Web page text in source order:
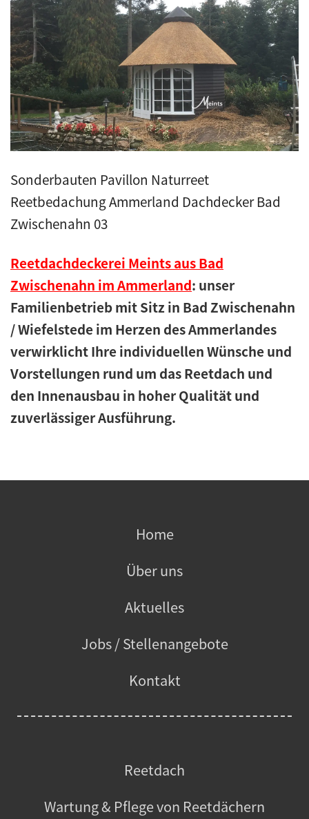
Kunstreet
Pfannendach
Holzbau
Blecharbeiten
Jobs
Sonderbauten Pavillon Naturreet
Reetbedachung Ammerland Dachdecker Bad
Zwischenahn 03
Reetdachdeckerei Meints aus Bad
Zwischenahn im Ammerland: unser
Familienbetrieb mit Sitz in Bad Zwischenahn
/ Wiefelstede im Herzen des Ammerlandes
verwirklicht Ihre individuellen Wünsche und
Vorstellungen rund um das Reetdach und
den Innenausbau in hoher Qualität und
zuverlässiger Ausführung.
Home
Über uns
Aktuelles
Jobs / Stellenangebote
Kontakt
Reetdach
Wartung & Pflege von Reetdächern